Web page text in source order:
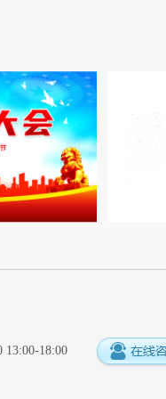
13:00-18:00